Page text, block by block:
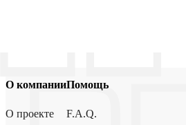
О компании
О проекте
Помощь
F.A.Q.